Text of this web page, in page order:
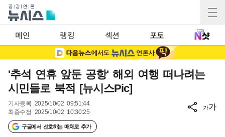
메인 랭킹 섹션 포토
'추석 연휴 앞둔 공항' 해외 여행 떠나려는
시민들로 북적 [뉴시스Pic]
기사등록 2025/10/02 09:51:44
최종수정 2025/10/02 10:30:25
구글에서 선호하는 매체로 추가
가가